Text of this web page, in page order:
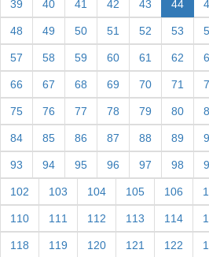
39 40 41 42 43 44
48 49 50 51 52 53
57 58 59 60 61 62
66 67 68 69 70 71
75 76 77 78 79 80
84 85 86 87 88 89
93 94 95 96 97 98
102 103 104 105 106
110 111 112 113 114
118 119 120 121 122